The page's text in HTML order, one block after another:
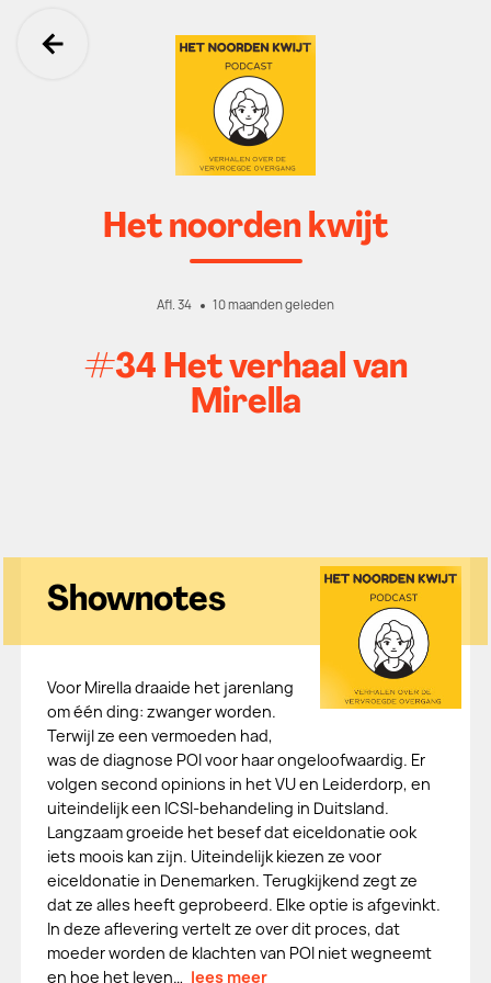
Ga terug
Het noorden kwijt
Afl. 34 10 maanden geleden
#34 Het verhaal van
Mirella
Shownotes
Voor Mirella draaide het jarenlang
om één ding: zwanger worden.
Terwijl ze een vermoeden had,
was de diagnose POI voor haar ongeloofwaardig. Er
volgen second opinions in het VU en Leiderdorp, en
uiteindelijk een ICSI-behandeling in Duitsland.
Langzaam groeide het besef dat eiceldonatie ook
iets moois kan zijn. Uiteindelijk kiezen ze voor
eiceldonatie in Denemarken. Terugkijkend zegt ze
dat ze alles heeft geprobeerd. Elke optie is afgevinkt.
In deze aflevering vertelt ze over dit proces, dat
moeder worden de klachten van POI niet wegneemt
en hoe het leven… lees meer